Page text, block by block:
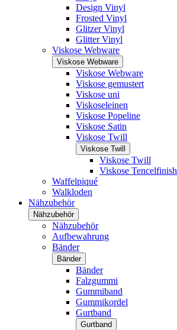
Design Vinyl
Frosted Vinyl
Glitzer Vinyl
Glitter Vinyl
Viskose Webware
Viskose Webware
Viskose Webware
Viskose gemustert
Viskose uni
Viskoseleinen
Viskose Popeline
Viskose Satin
Viskose Twill
Viskose Twill
Viskose Twill
Viskose Tencelfinish
Waffelpiqué
Walkloden
Nähzubehör
Nähzubehör
Nähzubehör
Aufbewahrung
Bänder
Bänder
Bänder
Falzgummi
Gummiband
Gummikordel
Gurtband
Gurtband